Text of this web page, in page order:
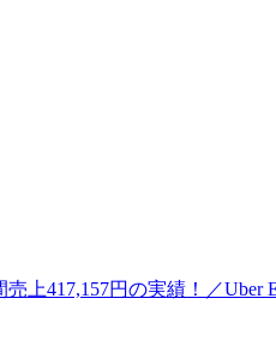
円の実績！／Uber